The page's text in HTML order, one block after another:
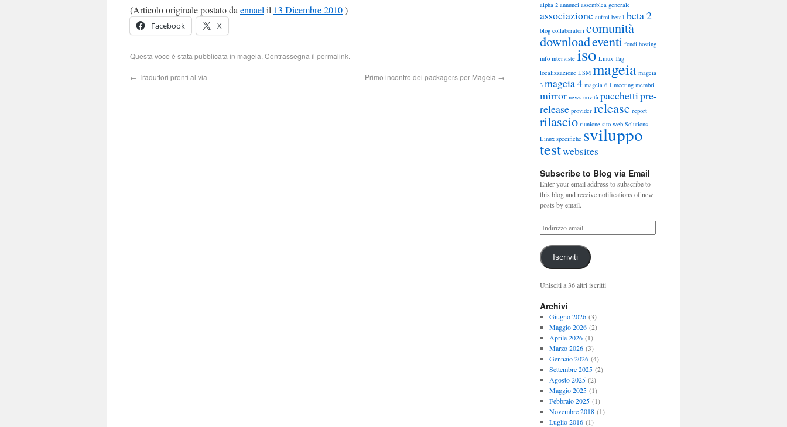
(Articolo originale postato da ennael il 13 Dicembre 2010)
Facebook X
Questa voce è stata pubblicata in mageia. Contrassegna il permalink.
← Traduttori pronti al via Primo incontro dei packagers per Mageia →
alpha 2 annunci assemblea generale
associazione aufml beta1 beta 2
blog collaboratori comunità
downloadeventi fondi hosting
info interviste iso Linux Tag
localizzazione LSM mageia mageia
3 mageia 4 mageia 6.1 meeting membri
mirror news novità pacchettipre-
release provider release report
rilascio riunione sito web Solutions
Linux specifiche sviluppo
testwebsites
Subscribe to Blog via Email
Enter your email address to subscribe to
this blog and receive notifications of new
posts by email.
Iscriviti
Unisciti a 36 altri iscritti
Archivi
Giugno 2026(3)
Maggio 2026(2)
Aprile 2026(1)
Marzo 2026(3)
Gennaio 2026(4)
Settembre 2025(2)
Agosto 2025(2)
Maggio 2025(1)
Febbraio 2025(1)
Novembre 2018(1)
Luglio 2016(1)